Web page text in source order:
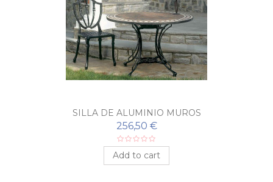
SILLA DE ALUMINIO MUROS
256,50 €
Add to cart